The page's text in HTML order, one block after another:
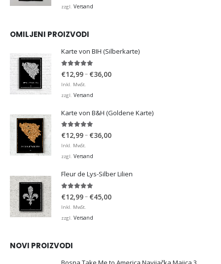
zzgl. Versand
OMILJENI PROIZVODI
Karte von BIH (Silberkarte)
€12,99– €36,00Preisspanne:
Inkl. MwSt.
zzgl. Versand
Karte von B&H (Goldene Karte)
4.98von 5
€12,99– €36,00Preisspanne:
Inkl. MwSt.
zzgl. Versand
Fleur de Lys-Silber Lilien
€12,99– €45,00Preisspanne:
Inkl. MwSt.
zzgl. Versand
NOVI PROIZVODI